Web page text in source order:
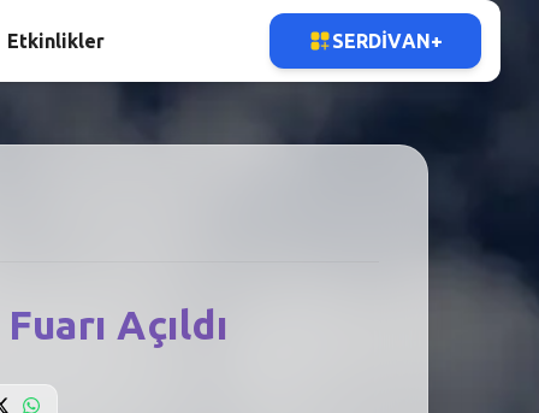
Açıldı
Etkinlikler SERDIVAN+